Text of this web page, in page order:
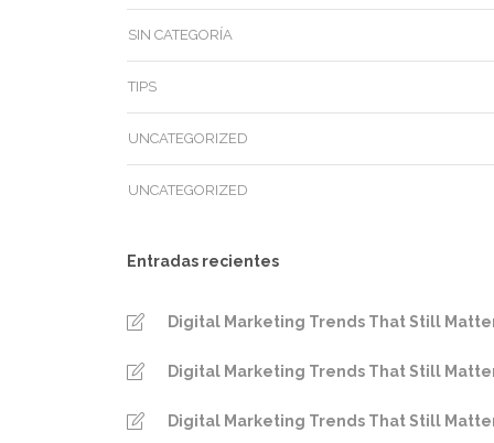
SIN CATEGORÍA
TIPS
UNCATEGORIZED
UNCATEGORIZED
Entradas recientes
Digital Marketing Trends That Still
Digital Marketing Trends That Still
Digital Marketing Trends That Still